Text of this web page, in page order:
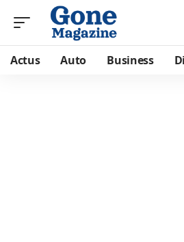
Actus Auto Business